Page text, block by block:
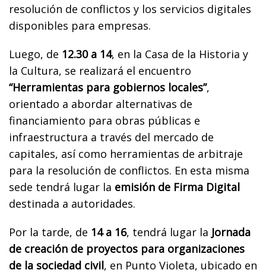
resolución de conflictos y los servicios digitales
disponibles para empresas.
Luego, de 12.30 a 14, en la Casa de la Historia y
la Cultura, se realizará el encuentro
“Herramientas para gobiernos locales”,
orientado a abordar alternativas de
financiamiento para obras públicas e
infraestructura a través del mercado de
capitales, así como herramientas de arbitraje
para la resolución de conflictos. En esta misma
sede tendrá lugar la emisión de Firma Digital
destinada a autoridades.
Por la tarde, de 14 a 16, tendrá lugar la Jornada
de creación de proyectos para organizaciones
de la sociedad civil, en Punto Violeta, ubicado en